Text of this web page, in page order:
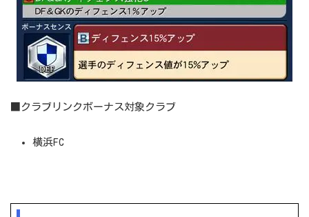
■クラブリンクボーナス対象クラブ
横浜FC